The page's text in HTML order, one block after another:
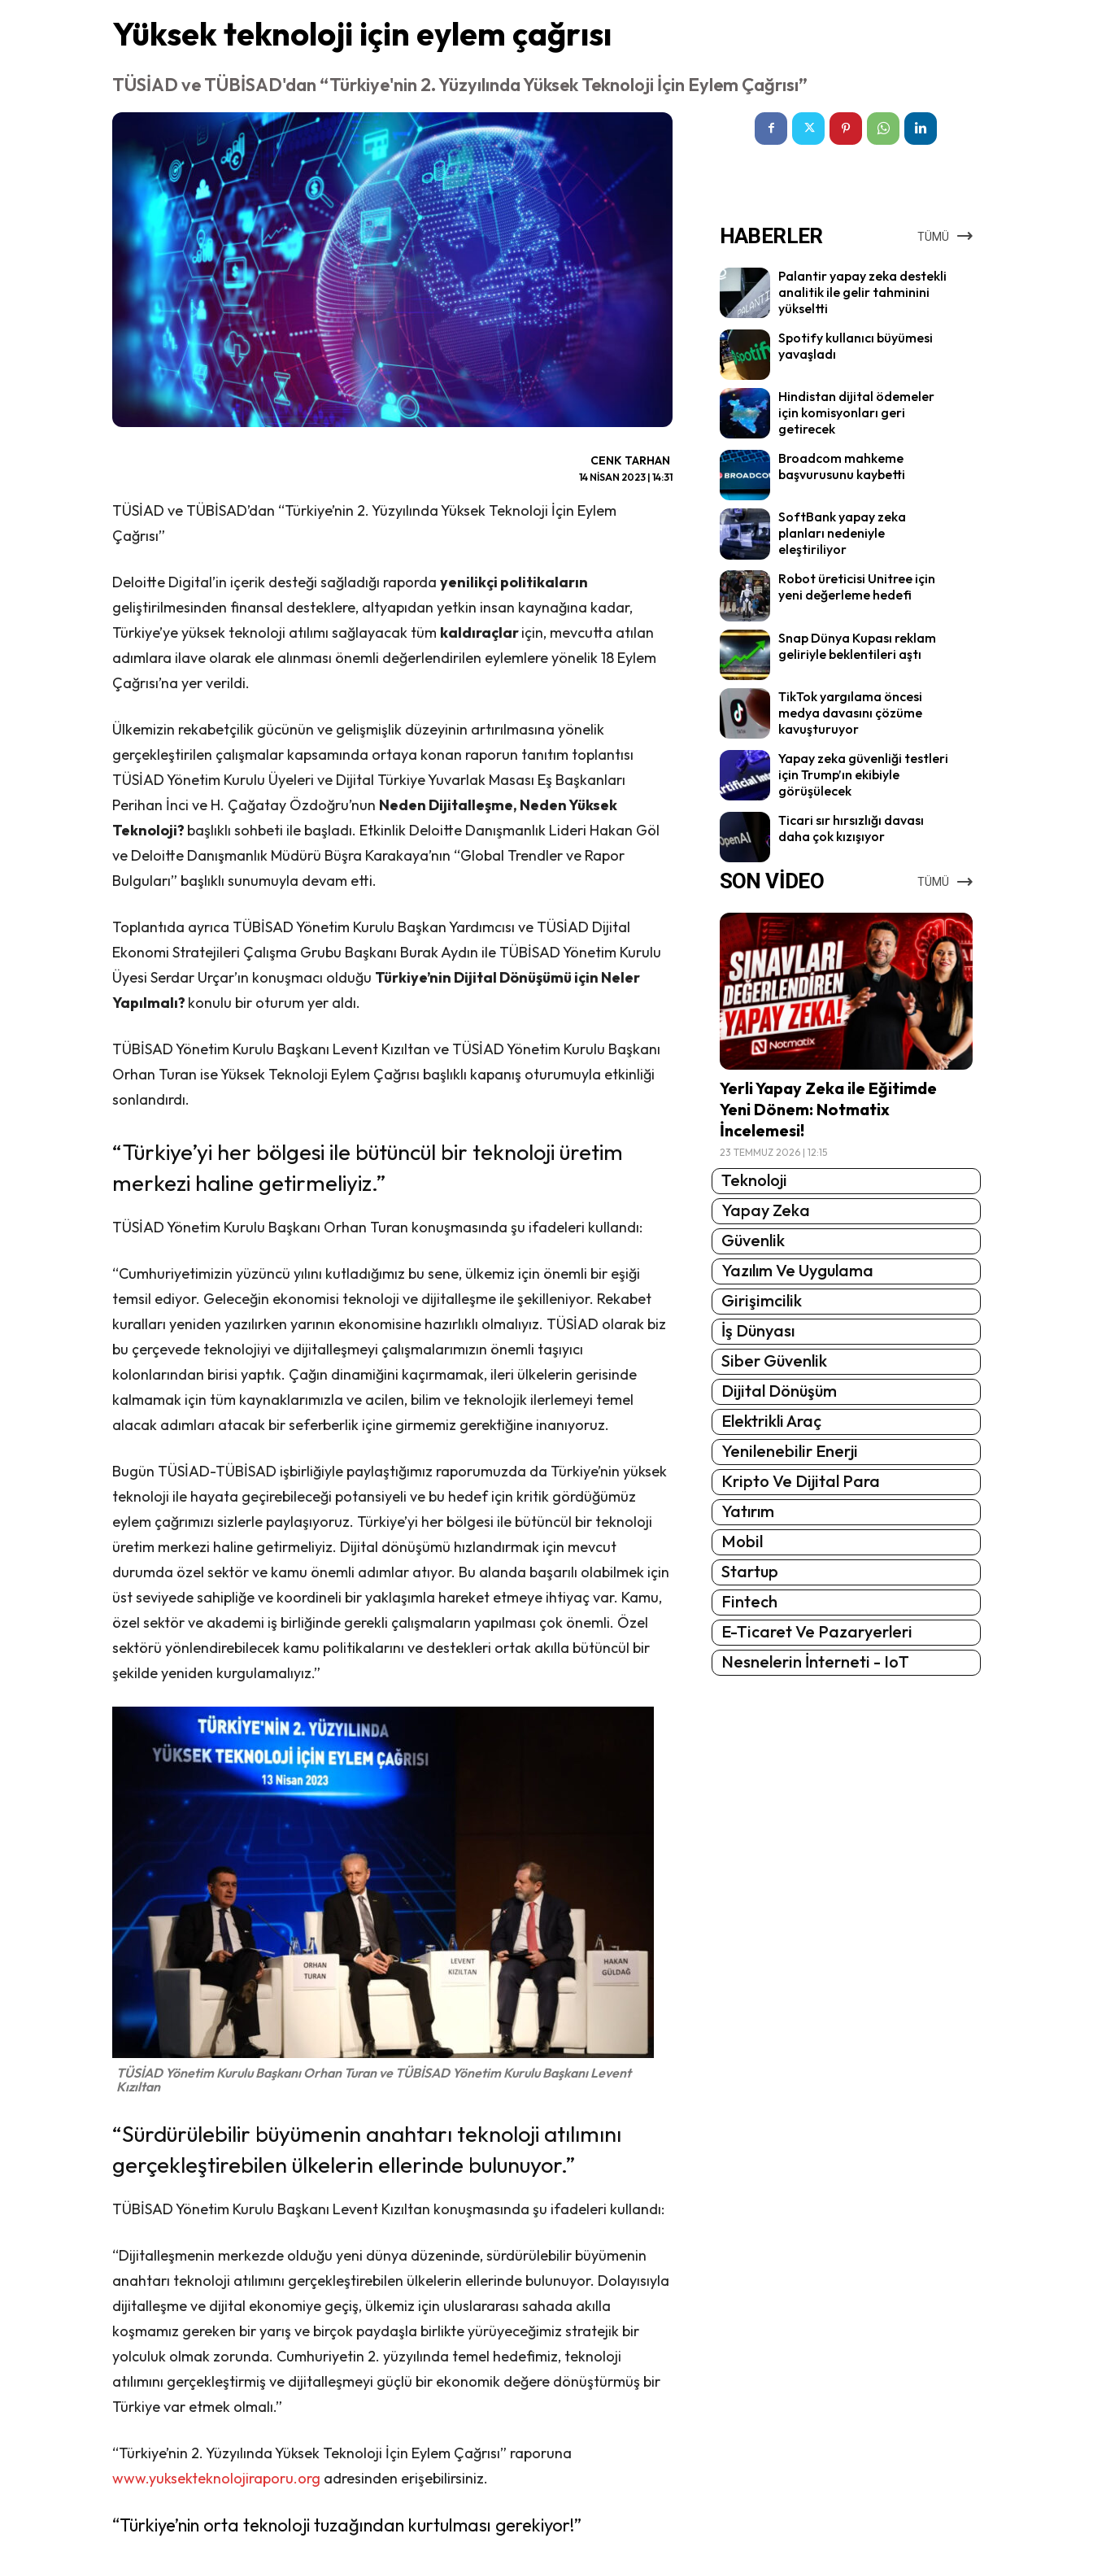
Yüksek teknoloji için eylem çağrısı
TÜSİAD ve TÜBİSAD'dan “Türkiye'nin 2. Yüzyılında Yüksek Teknoloji İçin Eylem Çağrısı”
CENK TARHAN
14 NISAN 2023 | 14:31
TÜSİAD ve TÜBİSAD’dan “Türkiye’nin 2. Yüzyılında Yüksek Teknoloji İçin Eylem
Çağrısı”
Deloitte Digital’in içerik desteği sağladığı raporda yenilikçi politikaların
geliştirilmesinden finansal desteklere, altyapıdan yetkin insan kaynağına kadar,
Türkiye’ye yüksek teknoloji atılımı sağlayacak tüm kaldıraçlariçin, mevcutta atılan
adımlara ilave olarak ele alınması önemli değerlendirilen eylemlere yönelik 18 Eylem
Çağrısı’na yer verildi.
Ülkemizin rekabetçilik gücünün ve gelişmişlik düzeyinin artırılmasına yönelik
gerçekleştirilen çalışmalar kapsamında ortaya konan raporun tanıtım toplantısı
TÜSİAD Yönetim Kurulu Üyeleri ve Dijital Türkiye Yuvarlak Masası Eş Başkanları
Perihan İnci ve H. Çağatay Özdoğru’nun Neden Dijitalleşme, Neden Yüksek
Teknoloji? başlıklı sohbeti ile başladı. Etkinlik Deloitte Danışmanlık Lideri Hakan Göl
ve Deloitte Danışmanlık Müdürü Büşra Karakaya’nın “Global Trendler ve Rapor
Bulguları” başlıklı sunumuyla devam etti.
Toplantıda ayrıca TÜBİSAD Yönetim Kurulu Başkan Yardımcısı ve TÜSİAD Dijital
Ekonomi Stratejileri Çalışma Grubu Başkanı Burak Aydın ile TÜBİSAD Yönetim Kurulu
Üyesi Serdar Urçar’ın konuşmacı olduğu Türkiye’nin Dijital Dönüşümü için Neler
Yapılmalı? konulu bir oturum yer aldı.
TÜBİSAD Yönetim Kurulu Başkanı Levent Kızıltan ve TÜSİAD Yönetim Kurulu Başkanı
Orhan Turan ise Yüksek Teknoloji Eylem Çağrısı başlıklı kapanış oturumuyla etkinliği
sonlandırdı.
“Türkiye’yi her bölgesi ile bütüncül bir teknoloji üretim
merkezi haline getirmeliyiz.”
TÜSİAD Yönetim Kurulu Başkanı Orhan Turan konuşmasında şu ifadeleri kullandı:
“Cumhuriyetimizin yüzüncü yılını kutladığımız bu sene, ülkemiz için önemli bir eşiği
temsil ediyor. Geleceğin ekonomisi teknoloji ve dijitalleşme ile şekilleniyor. Rekabet
kuralları yeniden yazılırken yarının ekonomisine hazırlıklı olmalıyız. TÜSİAD olarak biz
bu çerçevede teknolojiyi ve dijitalleşmeyi çalışmalarımızın önemli taşıyıcı
kolonlarından birisi yaptık. Çağın dinamiğini kaçırmamak, ileri ülkelerin gerisinde
kalmamak için tüm kaynaklarımızla ve acilen, bilim ve teknolojik ilerlemeyi temel
alacak adımları atacak bir seferberlik içine girmemiz gerektiğine inanıyoruz.
Bugün TÜSİAD-TÜBİSAD işbirliğiyle paylaştığımız raporumuzda da Türkiye’nin yüksek
teknoloji ile hayata geçirebileceği potansiyeli ve bu hedef için kritik gördüğümüz
eylem çağrımızı sizlerle paylaşıyoruz. Türkiye’yi her bölgesi ile bütüncül bir teknoloji
üretim merkezi haline getirmeliyiz. Dijital dönüşümü hızlandırmak için mevcut
durumda özel sektör ve kamu önemli adımlar atıyor. Bu alanda başarılı olabilmek için
üst seviyede sahipliğe ve koordineli bir yaklaşımla hareket etmeye ihtiyaç var. Kamu,
özel sektör ve akademi iş birliğinde gerekli çalışmaların yapılması çok önemli. Özel
sektörü yönlendirebilecek kamu politikalarını ve destekleri ortak akılla bütüncül bir
şekilde yeniden kurgulamalıyız.”
TÜSİAD Yönetim Kurulu Başkanı Orhan Turan ve TÜBİSAD Yönetim Kurulu Başkanı Levent
Kızıltan
“Sürdürülebilir büyümenin anahtarı teknoloji atılımını
gerçekleştirebilen ülkelerin ellerinde bulunuyor.”
TÜBİSAD Yönetim Kurulu Başkanı Levent Kızıltan konuşmasında şu ifadeleri kullandı:
“Dijitalleşmenin merkezde olduğu yeni dünya düzeninde, sürdürülebilir büyümenin
anahtarı teknoloji atılımını gerçekleştirebilen ülkelerin ellerinde bulunuyor. Dolayısıyla
dijitalleşme ve dijital ekonomiye geçiş, ülkemiz için uluslararası sahada akılla
koşmamız gereken bir yarış ve birçok paydaşla birlikte yürüyeceğimiz stratejik bir
yolculuk olmak zorunda. Cumhuriyetin 2. yüzyılında temel hedefimiz, teknoloji
atılımını gerçekleştirmiş ve dijitalleşmeyi güçlü bir ekonomik değere dönüştürmüş bir
Türkiye var etmek olmalı.”
“Türkiye’nin 2. Yüzyılında Yüksek Teknoloji İçin Eylem Çağrısı” raporuna
www.yuksekteknolojiraporu.org adresinden erişebilirsiniz.
“Türkiye’nin orta teknoloji tuzağından kurtulması gerekiyor!”
HABERLER TÜMÜ
Palantir yapay zeka destekli
analitik ile gelir tahminini
yükseltti
Spotify kullanıcı büyümesi
yavaşladı
Hindistan dijital ödemeler
için komisyonları geri
getirecek
Broadcom mahkeme
başvurusunu kaybetti
SoftBank yapay zeka
planları nedeniyle
eleştiriliyor
Robot üreticisi Unitree için
yeni değerleme hedefi
Snap Dünya Kupası reklam
geliriyle beklentileri aştı
TikTok yargılama öncesi
medya davasını çözüme
kavuşturuyor
Yapay zeka güvenliği testleri
için Trump’ın ekibiyle
görüşülecek
Ticari sır hırsızlığı davası
daha çok kızışıyor
SON VİDEO TÜMÜ
Yerli Yapay Zeka ile Eğitimde
Yeni Dönem: Notmatix
İncelemesi!
23 TEMMUZ 2026 | 12:15
Teknoloji
Yapay Zeka
Güvenlik
Yazılım Ve Uygulama
Girişimcilik
İş Dünyası
Siber Güvenlik
Dijital Dönüşüm
Elektrikli Araç
Yenilenebilir Enerji
Kripto Ve Dijital Para
Yatırım
Mobil
Startup
Fintech
E-Ticaret Ve Pazaryerleri
Nesnelerin İnterneti - IoT